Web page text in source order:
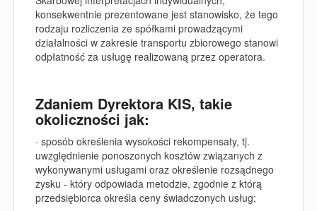
konsekwentnie prezentowane jest stanowisko, że tego
rodzaju rozliczenia ze spółkami prowadzącymi
działalności w zakresie transportu zbiorowego stanowi
odpłatność za usługę realizowaną przez operatora.
Zdaniem Dyrektora KIS, takie
okoliczności jak:
· sposób określenia wysokości rekompensaty, tj.
uwzględnienie ponoszonych kosztów związanych z
wykonywanymi usługami oraz określenie rozsądnego
zysku - który odpowiada metodzie, zgodnie z którą
przedsiębiorca określa ceny świadczonych usług;